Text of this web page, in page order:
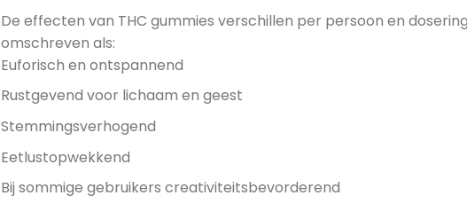
De effecten van THC gummies verschillen per persoon en
omschreven als:
Euforisch en ontspannend
Rustgevend voor lichaam en geest
Stemmingsverhogend
Eetlustopwekkend
Bij sommige gebruikers creativiteitsbevorderend